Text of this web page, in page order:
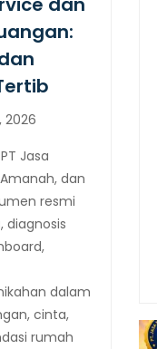
2026
Jasa
dan
resmi
diagnosis
dalam
cinta,
rumah